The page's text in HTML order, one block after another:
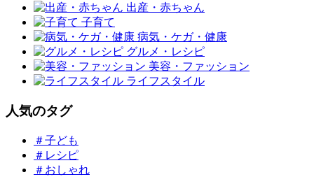
出産・赤ちゃん
子育て
病気・ケガ・健康
グルメ・レシピ
美容・ファッション
ライフスタイル
人気のタグ
＃子ども
＃レシピ
＃おしゃれ